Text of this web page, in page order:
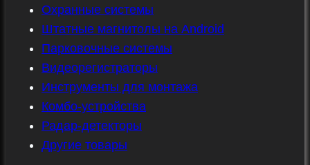
Охранные системы
Штатные магнитолы на Android
Парковочные системы
Видеорегистраторы
Инструменты для монтажа
Комбо-устройства
Радар-детекторы
Другие товары